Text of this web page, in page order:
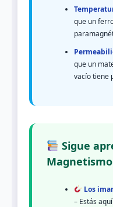
que un
que un
vacío tiene
Sigue
Magnetismo
Los
– Estás